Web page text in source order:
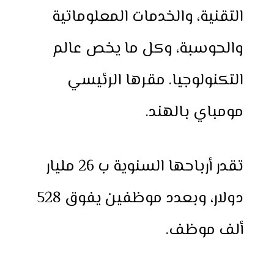
التقنية، والخدمات المعلوماتية
والحوسبة، وكل ما يخص عالم
التكنولوجيا. مقرها الرئيسي
مومباي بالهند.
تقدر أرباحها السنوية ب 26 مليار
دولار، وبعدد موظفين يفوق 528
ألف موظف.